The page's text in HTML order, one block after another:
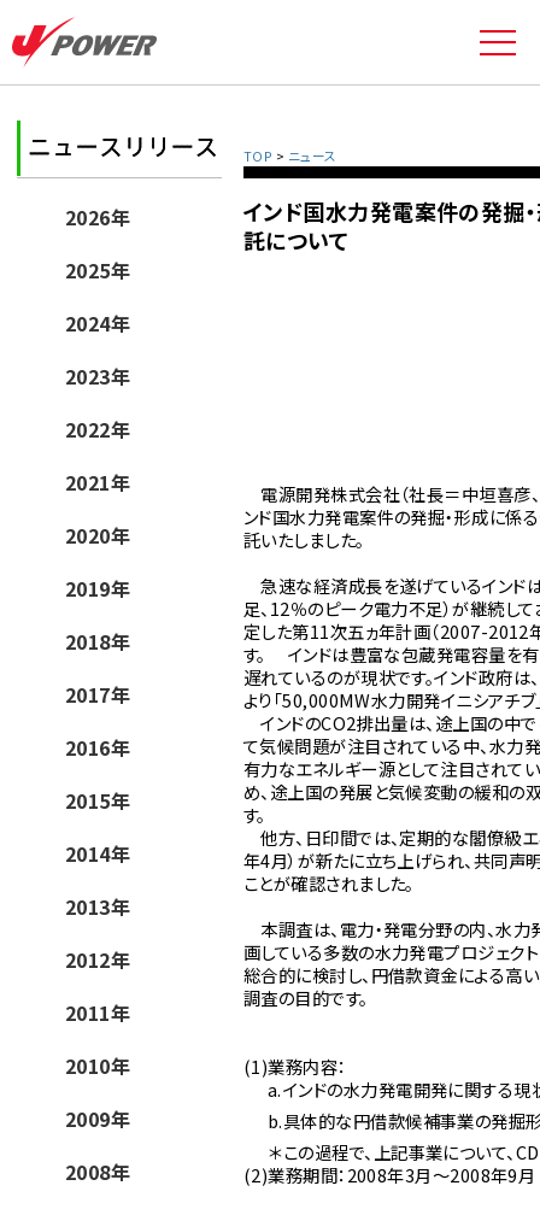
2026年
2025年
2024年
2023年
2022年
2021年
2020年
2019年
2018年
2017年
2016年
2015年
2014年
2013年
2012年
2011年
2010年
2009年
2008年
TOP > ニュース
インド国水力発電案件の発掘
託について
電源開発株式会社（社長＝中垣喜彦、
ンド国水力発電案件の発掘・形成に係
託いたしました。
急速な経済成長を遂げているインド
足、12％のピーク電力不足）が継続し
定した第11次五ヵ年計画（2007-2012
す。 インドは豊富な包蔵発電容量を
遅れているのが現状です。インド政府
より「50,000MW水力開発イニシアチ
インドのCO2排出量は、途上国の中
て気候問題が注目されている中、水力
有力なエネルギー源として注目されて
め、途上国の発展と気候変動の緩和の
す。
他方、日印間では、定期的な閣僚級
年4月）が新たに立ち上げられ、共同声
ことが確認されました。
本調査は、電力・発電分野の内、水
画している多数の水力発電プロジェク
総合的に検討し、円借款資金による高
調査の目的です。
(1)業務内容：
a.インドの水力発電開発に関する現
b.具体的な円借款候補事業の発掘
＊この過程で、上記事業について、
(2)業務期間：2008年3月〜2008年9月